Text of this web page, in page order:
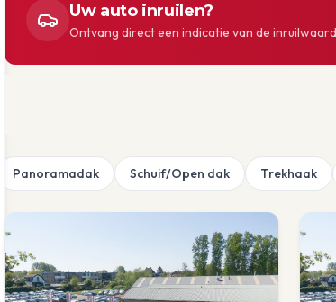
Uw auto inruilen?
Ontvang direct een indicatie van de
Panoramadak Schuif/Open dak Trekhaak